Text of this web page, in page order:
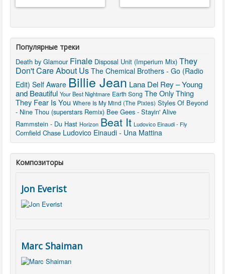
Популярные треки
Death by Glamour Finale Disposal Unit (Imperium Mix) They
Don't Care About Us The Chemical Brothers - Go (Radio
Edit) Self Aware Billie Jean Lana Del Rey – Young
and Beautiful Your Best Nightmare Earth Song The Only Thing
They Fear Is You Where Is My Mind (The Pixies) Styles Of Beyond
- Nine Thou (superstars Remix) Bee Gees - Stayin' Alive
Rammstein - Du Hast Horizon Beat It Ludovico Einaudi - Fly
Cornfield Chase Ludovico Einaudi - Una Mattina
Композиторы
Jon Everist
Marc Shaiman